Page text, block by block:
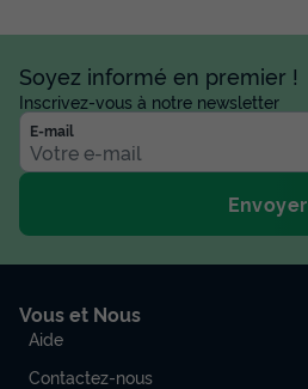
Soyez informé en premier !
Inscrivez-vous à notre newsletter
E-mail
Envoyer
Vous et Nous
Aide
Contactez-nous